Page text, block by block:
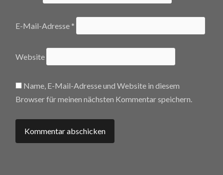
E-Mail-Adresse *
Website
Name, E-Mail-Adresse und Website in diesem
Browser für meinen nächsten Kommentar speichern.